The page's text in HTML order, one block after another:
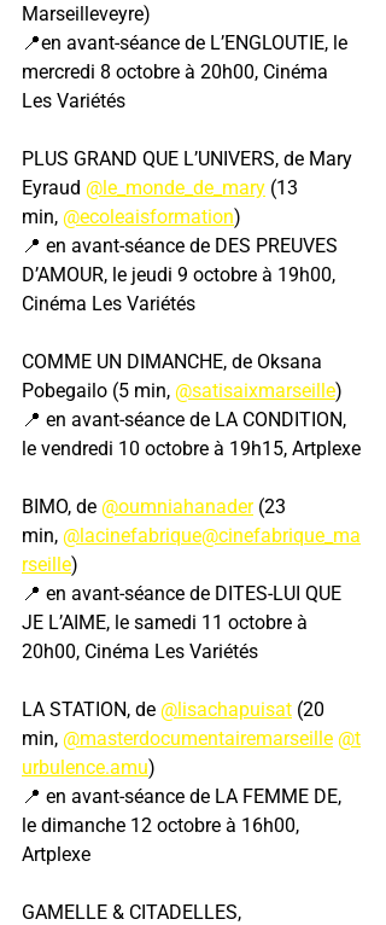
Marseilleveyre)
📍en avant-séance de L’ENGLOUTIE, le
mercredi 8 octobre à 20h00, Cinéma
Les Variétés
PLUS GRAND QUE L’UNIVERS, de Mary
Eyraud @le_monde_de_mary (13
min, @ecoleaisformation)
📍 en avant-séance de DES PREUVES
D’AMOUR, le jeudi 9 octobre à 19h00,
Cinéma Les Variétés
COMME UN DIMANCHE, de Oksana
Pobegailo (5 min, @satisaixmarseille)
📍 en avant-séance de LA CONDITION,
le vendredi 10 octobre à 19h15, Artplexe
BIMO, de @oumniahanader (23
min, @lacinefabrique@cinefabrique_ma
rseille)
📍 en avant-séance de DITES-LUI QUE
JE L’AIME, le samedi 11 octobre à
20h00, Cinéma Les Variétés
LA STATION, de @lisachapuisat (20
min, @masterdocumentairemarseille @t
urbulence.amu)
📍 en avant-séance de LA FEMME DE,
le dimanche 12 octobre à 16h00,
Artplexe
GAMELLE & CITADELLES,